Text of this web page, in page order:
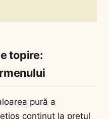
topire:
pură a
conținut la prețul